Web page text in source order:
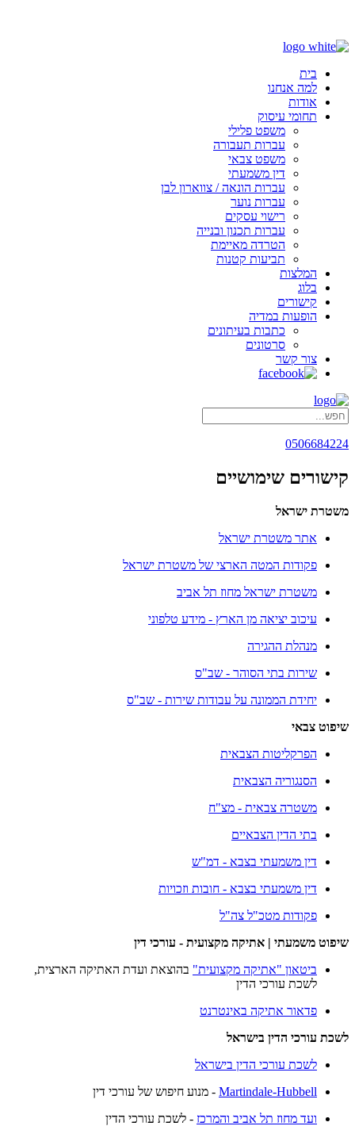
בית
למה אנחנו
אודות
תחומי עיסוק
משפט פלילי
עברות תעבורה
משפט צבאי
דין משמעתי
עברות הונאה / צווארון לבן
עברות נוער
רישוי עסקים
עברות תכנון ובנייה
הטרדה מאיימת
תביעות קטנות
המלצות
בלוג
קישורים
הופעות במדיה
כתבות בעיתונים
סרטונים
צור קשר
0506684224
קישורים שימושיים
משטרת ישראל
אתר משטרת ישראל
פקודות המטה הארצי של משטרת ישראל
משטרת ישראל מחוז תל אביב
עיכוב יציאה מן הארץ - מידע טלפוני
מנהלת ההגירה
שירות בתי הסוהר - שב"ס
יחידת הממונה על עבודות שירות - שב"ס
שיפוט צבאי
הפרקליטות הצבאית
הסנגוריה הצבאית
משטרה צבאית - מצ"ח
בתי הדין הצבאיים
דין משמעתי בצבא - דמ"ש
דין משמעתי בצבא - חובות וזכויות
פקודות מטכ"ל צה"ל
שיפוט משמעתי | אתיקה מקצועית - עורכי דין
ביטאון "אתיקה מקצועית" בהוצאת ועדת האתיקה הארצית,
לשכת עורכי הדין
פדאור אתיקה באינטרנט
לשכת עורכי הדין בישראל
לשכת עורכי הדין בישראל
Martindale-Hubbell - מנוע חיפוש של עורכי דין
ועד מחוז תל אביב והמרכז - לשכת עורכי הדין